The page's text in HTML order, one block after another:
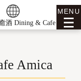
MENU
酒 Dining & Cafe Amica
Amica